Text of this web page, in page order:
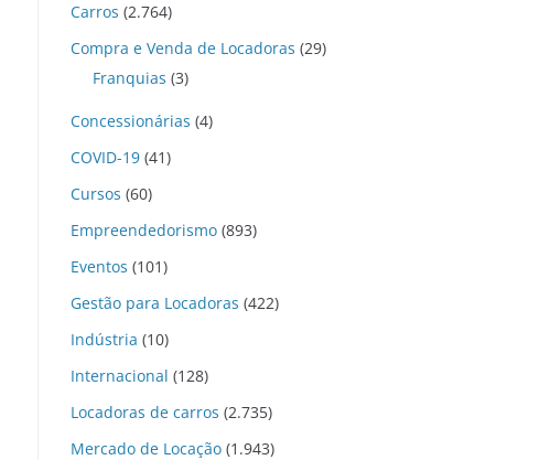
Carros (2.764)
Compra e Venda de Locadoras (29)
Franquias (3)
Concessionárias (4)
COVID-19 (41)
Cursos (60)
Empreendedorismo (893)
Eventos (101)
Gestão para Locadoras (422)
Indústria (10)
Internacional (128)
Locadoras de carros (2.735)
Mercado de Locação (1.943)